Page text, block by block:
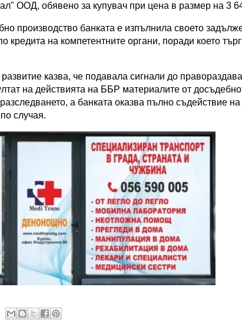
ООД, обявено за купувач при цена в размер на 3
производство банката е изпълнила своето
кредита на компетентните органи, поради което
казва, че подавала сигнали до
на действията на ББР материалите от
а банката оказва пълно съдействие на
случая.